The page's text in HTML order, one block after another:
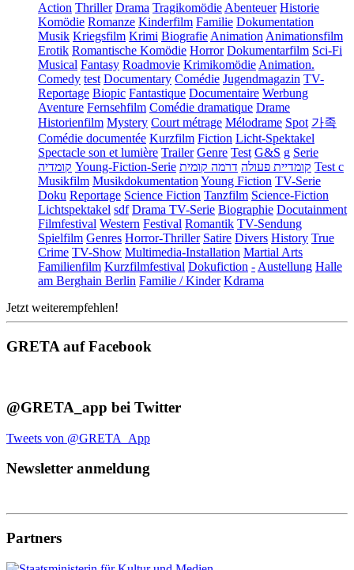
Action Thriller Drama Tragikomödie Abenteuer Historie
Komödie Romanze Kinderfilm Familie Dokumentation
Musik Kriegsfilm Krimi Biografie Animation Animationsfilm
Erotik Romantische Komödie Horror Dokumentarfilm Sci-Fi
Musical Fantasy Roadmovie Krimikomödie Animation.
Comedy test Documentary Comédie Jugendmagazin TV-
Reportage Biopic Fantastique Documentaire Werbung
Aventure Fernsehfilm Comédie dramatique Drame
Historienfilm Mystery Court métrage Mélodrame Spot 가족
Comédie documentée Kurzfilm Fiction Licht-Spektakel
Spectacle son et lumière Trailer Genre Test G&S g Serie
קומדיה Young-Fiction-Serie קומדיית פעולה דרמה קומית
Test c
Musikfilm Musikdokumentation Young Fiction TV-Serie
Doku Reportage Science Fiction Tanzfilm Science-Fiction
Lichtspektakel sdf Drama TV-Serie Biographie Docutainment
Filmfestival Western Festival Romantik TV-Sendung
Spielfilm Genres Horror-Thriller Satire Divers History True
Crime TV-Show Multimedia-Installation Martial Arts
Familienfilm Kurzfilmfestival Dokufiction - Austellung Halle
am Berghain Berlin Familie / Kinder Kdrama
Jetzt weiterempfehlen!
GRETA auf Facebook
@GRETA_app bei Twitter
Tweets von @GRETA_App
Newsletter anmeldung
Partners